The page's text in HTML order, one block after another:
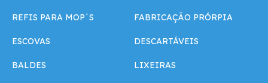
REFIS PARA MOP´S FABRICAÇÃO PRÓRPIA
ESCOVAS DESCARTÁVEIS
BALDES LIXEIRAS